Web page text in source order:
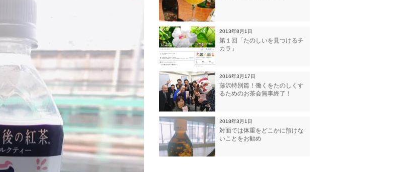
2013年8月1日
第１回「たのしいを見つけるチ
カラ」
2016年3月17日
藤沢特別篇！働くをたのしくす
るためのお茶会無事終了！
2018年3月1日
対面では体重をどこかに預けな
いことをお勧め